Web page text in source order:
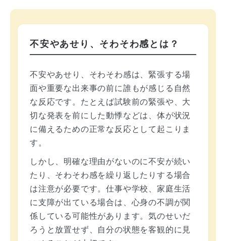
不安やあせり、そわそわ感とは？
不安やあせり、そわそわ感は、緊張する場
面や重要な出来事の前に誰もが感じる自然
な反応です。たとえば試験前の緊張や、大
切な発表を前にした動悸などは、体が状況
に備えるための正常な反応として起こりま
す。
しかし、明確な理由がないのに不安が続い
たり、そわそわ感を繰り返したりする場合
は注意が必要です。仕事や学校、家庭生活
に支障が出ている場合は、心身の不調が関
係している可能性があります。気のせいだ
ろうと放置せず、自分の状態を客観的に見